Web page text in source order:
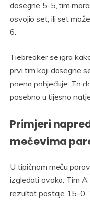
dosegne 5-5, tim
osvojio set, ili set
6.
Tiebreaker se igra
prvi tim koji dosegne
poena pobjeđuje. To
posebno u tijesno
Primjeri
mečevima
U tipičnom meču
izgledati ovako: Tim A
rezultat postaje 15-0.